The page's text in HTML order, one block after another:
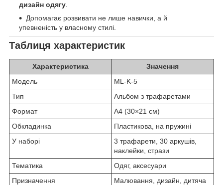
дизайн одягу
Допомагає розвивати не лише навички, а й
упевненість у власному стилі.
Таблиця характеристик
Характеристика
Значення
Модель
ML-K-5
Тип
Альбом з трафаретами
Формат
A4 (30×21 см)
Обкладинка
Пластикова, на пружині
У наборі
3 трафарети, 30 аркушів,
наклейки, стрази
Тематика
Одяг, аксесуари
Призначення
Малювання, дизайн, дитяча